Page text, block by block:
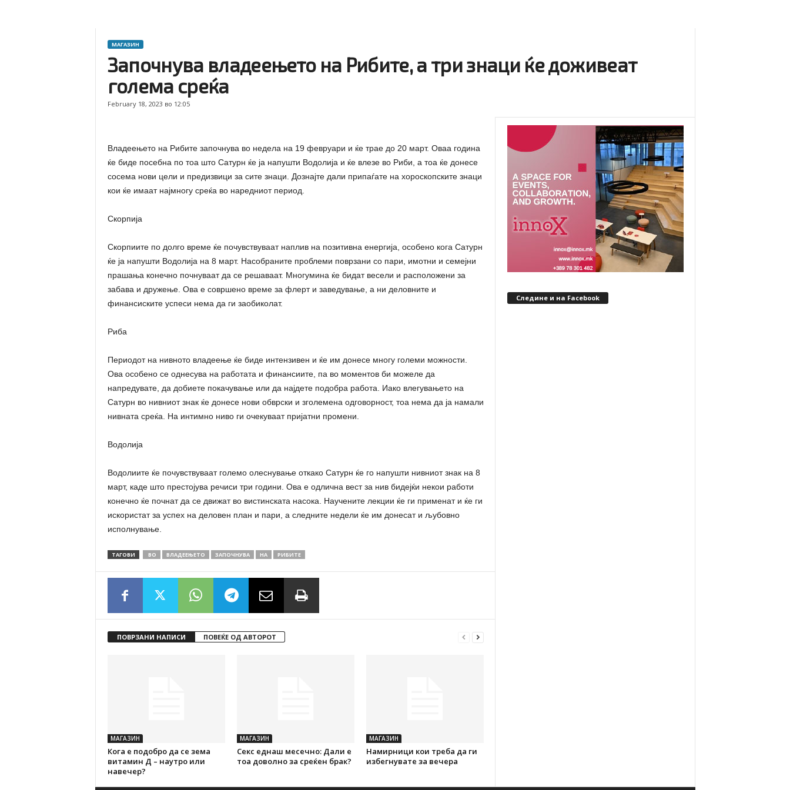
МАГАЗИН
Започнува владеењето на Рибите, а три знаци ќе доживеат
голема среќа
February 18, 2023 во 12:05
Владеењето на Рибите започнува во недела на 19 февруари и ќе трае до 20 март. Оваа година
ќе биде посебна по тоа што Сатурн ќе ја напушти Водолија и ќе влезе во Риби, а тоа ќе донесе
сосема нови цели и предизвици за сите знаци. Дознајте дали припаѓате на хороскопските знаци
кои ќе имаат најмногу среќа во наредниот период.
Скорпија
Скорпиите по долго време ќе почувствуваат наплив на позитивна енергија, особено кога Сатурн
ќе ја напушти Водолија на 8 март. Насобраните проблеми поврзани со пари, имотни и семејни
прашања конечно почнуваат да се решаваат. Многумина ќе бидат весели и расположени за
забава и дружење. Ова е совршено време за флерт и заведување, а ни деловните и
финансиските успеси нема да ги заобиколат.
Риба
Периодот на нивното владеење ќе биде интензивен и ќе им донесе многу големи можности.
Ова особено се однесува на работата и финансиите, па во моментов би можеле да
напредувате, да добиете покачување или да најдете подобра работа. Иако влегувањето на
Сатурн во нивниот знак ќе донесе нови обврски и зголемена одговорност, тоа нема да ја намали
нивната среќа. На интимно ниво ги очекуваат пријатни промени.
Водолија
Водолиите ќе почувствуваат големо олеснување откако Сатурн ќе го напушти нивниот знак на 8
март, каде што престојува речиси три години. Ова е одлична вест за нив бидејќи некои работи
конечно ќе почнат да се движат во вистинската насока. Научените лекции ќе ги применат и ќе ги
искористат за успех на деловен план и пари, а следните недели ќе им донесат и љубовно
исполнување.
ТАГОВИ ВО ВЛАДЕЕЊЕТО ЗАПОЧНУВА НА РИБИТЕ
ПОВРЗАНИ НАПИСИ ПОВЕЌЕ ОД АВТОРОТ
МАГАЗИН
Кога е подобро да се зема
витамин Д – наутро или
навечер?
МАГАЗИН
Секс еднаш месечно: Дали е
тоа доволно за среќен брак?
МАГАЗИН
Намирници кои треба да ги
избегнувате за вечера
Следине и на Facebook